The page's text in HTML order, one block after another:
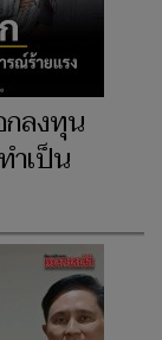
ลงทุน
ำเป็น